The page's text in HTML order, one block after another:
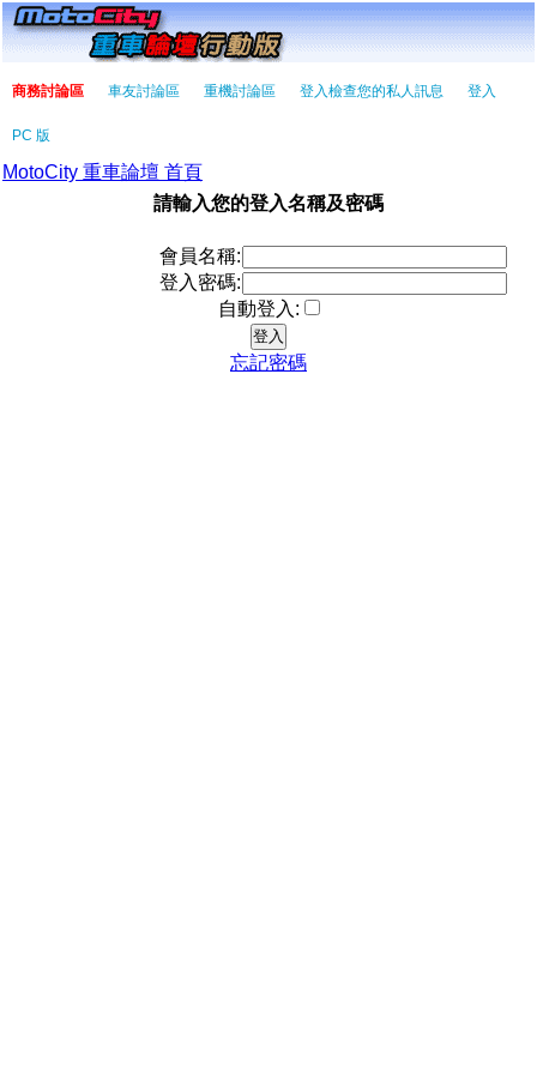
商務討論區 車友討論區 重機討論區 登入檢查您的私人訊息 登入
PC 版
MotoCity 重車論壇 首頁
請輸入您的登入名稱及密碼
會員名稱:
登入密碼:
自動登入:
忘記密碼